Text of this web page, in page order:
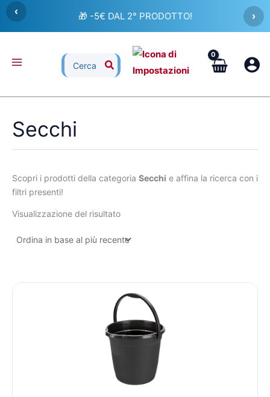
Vai
contenuto
‹ 🎁 -5€ DAL 2° PRODOTTO! ›
Ricerca
per:
Secchi
Scopri i prodotti della categoria Secchi e affina la ricerca con i
filtri presenti!
Visualizzazione del risultato